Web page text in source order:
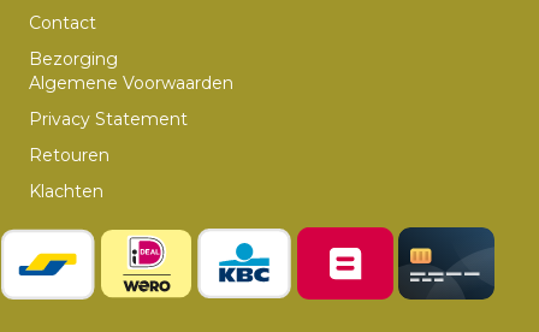
Contact
Bezorging
Algemene Voorwaarden
Privacy Statement
Retouren
Klachten